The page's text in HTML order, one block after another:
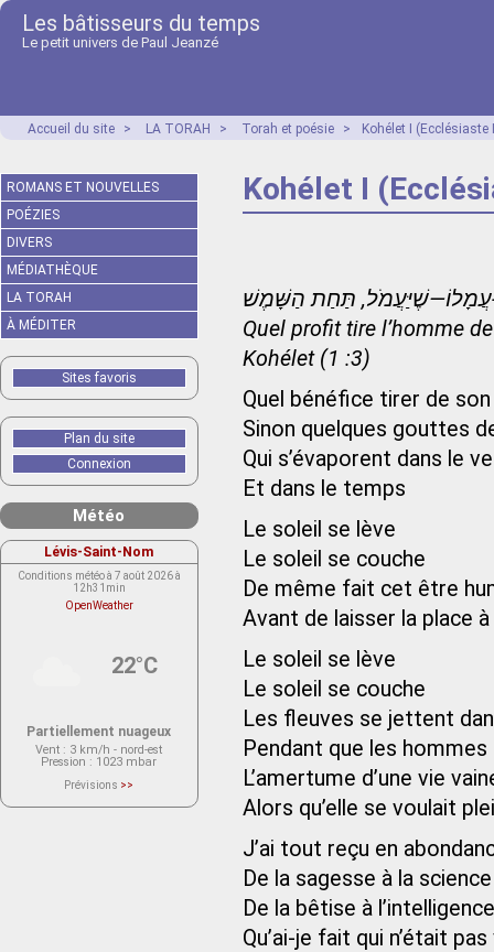
Les bâtisseurs du temps
Le petit univers de Paul Jeanzé
Accueil du site > LA TORAH > Torah et poésie > Kohélet I (Ecclésiaste
Kohélet I
Quel profit tire l’homme
Kohélet (1 :3)
Quel bénéfice tirer de
Sinon quelques gouttes
Qui s’évaporent dans le
Et dans le temps
Le soleil se lève
Le soleil se couche
De même fait cet être
Avant de laisser la place
Le soleil se lève
Le soleil se couche
Les fleuves se jettent
Pendant que les
L’amertume d’une vie
Alors qu’elle se voulait
J’ai tout reçu en
De la sagesse à la science
De la bêtise à l’intelligence
Qu’ai-je fait qui n’était pas
ROMANS ET NOUVELLES
POÉZIES
DIVERS
MÉDIATHÈQUE
LA TORAH
À MÉDITER
Sites favoris
Plan du site
Connexion
Météo
Lévis-Saint-Nom
Conditions météo à 7 août 2026 à
12h31min
OpenWeather
22°C
Partiellement nuageux
Vent : 3 km/h - nord-est
Pression : 1023 mbar
Prévisions >>
actuellement aucune prévision